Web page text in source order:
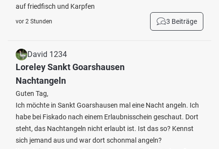
auf friedfisch und Karpfen
vor 2 Stunden 3 Beiträge
David 1234
Loreley Sankt Goarshausen
Nachtangeln
Guten Tag,
Ich möchte in Sankt Goarshausen mal eine Nacht angeln. Ich
habe bei Fiskado nach einem Erlaubnisschein geschaut. Dort
steht, das Nachtangeln nicht erlaubt ist. Ist das so? Kennst
sich jemand aus und war dort schonmal angeln?